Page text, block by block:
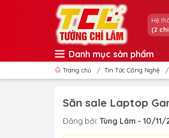
Hệ
(2
Danh mục sản phẩm
Trang chủ / Tin Tức Công Nghệ /
Săn sale Laptop
Đăng bởi: Tùng Lâm - 10/11/